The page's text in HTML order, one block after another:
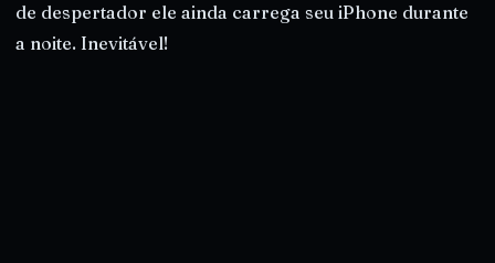
de despertador ele ainda carrega seu iPhone durante
a noite. Inevitável!